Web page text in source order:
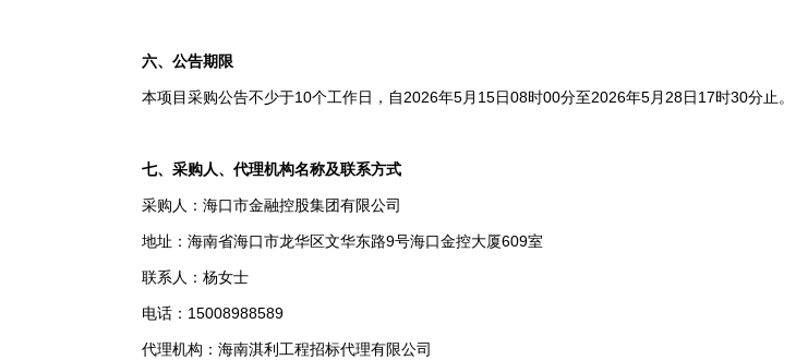
六、公告期限
本项目采购公告不少于10个工作日，自2026年5月15日08时00分至2026年5月28日17时30分止。
七、采购人、代理机构名称及联系方式
采购人：海口市金融控股集团有限公司
地址：海南省海口市龙华区文华东路9号海口金控大厦609室
联系人：杨女士
电话：15008988589
代理机构：海南淇利工程招标代理有限公司